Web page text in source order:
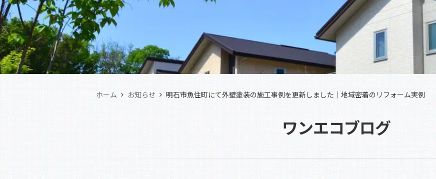
ホーム お知らせ 明石市魚住町にて外壁塗装の施工事例を更新しました｜地域密着のリフォーム実例
ワンエコブログ